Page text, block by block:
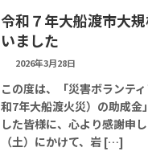
令和７年大船渡市大
いました
2026年3月28日
この度は、「災害ボランテ
和7年大船渡火災）の助成金
した皆様に、心より感謝申
（土）にかけて、岩 […]